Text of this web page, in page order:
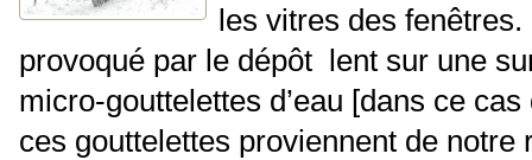
les vitres des
provoqué par le dépôt lent sur une
micro-gouttelettes d’eau [dans ce
ces gouttelettes proviennent de notre